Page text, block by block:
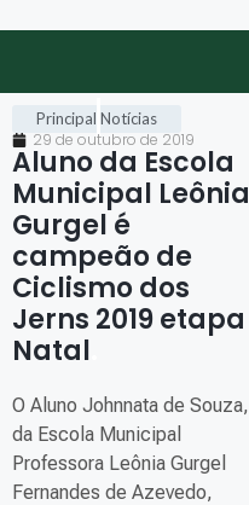
Principal Notícias
29 de outubro de 2019
Aluno da Escola
Municipal Leônia
Gurgel é
campeão de
Ciclismo dos
Jerns 2019 etapa
Natal
O Aluno Johnnata de Souza,
da Escola Municipal
Professora Leônia Gurgel
Fernandes de Azevedo,